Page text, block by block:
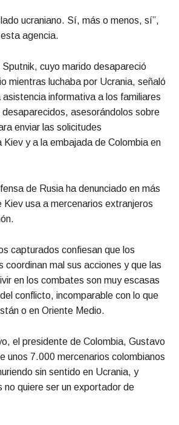
ucraniano. Sí, más o menos, sí”,
agencia.
Sputnik, cuyo marido desapareció
mientras luchaba por Ucrania, señaló
asistencia informativa a los familiares
asesorándolos sobre
enviar las solicitudes
Kiev y a la embajada de Colombia en
de Rusia ha denunciado en más
Kiev usa a mercenarios extranjeros
capturados confiesan que los
coordinan mal sus acciones y que las
en los combates son muy escasas
conflicto, incomparable con lo que
o en Oriente Medio.
el presidente de Colombia, Gustavo
unos 7.000 mercenarios colombianos
sin sentido en Ucrania, y
no quiere ser un exportador de